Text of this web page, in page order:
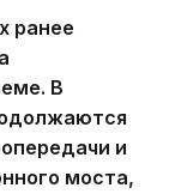
ранее
В
и
моста,